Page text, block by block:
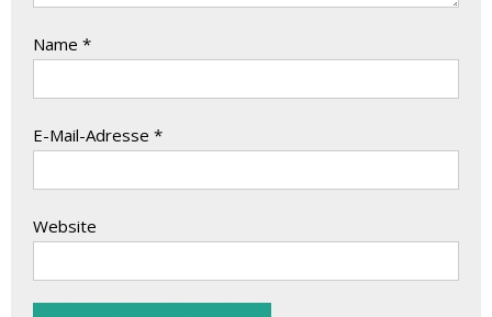
Name *
E-Mail-Adresse *
Website